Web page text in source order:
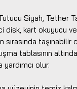
Siyah, Tether
disk, kart okuyucu
taşınabilir
tablasının
olur.